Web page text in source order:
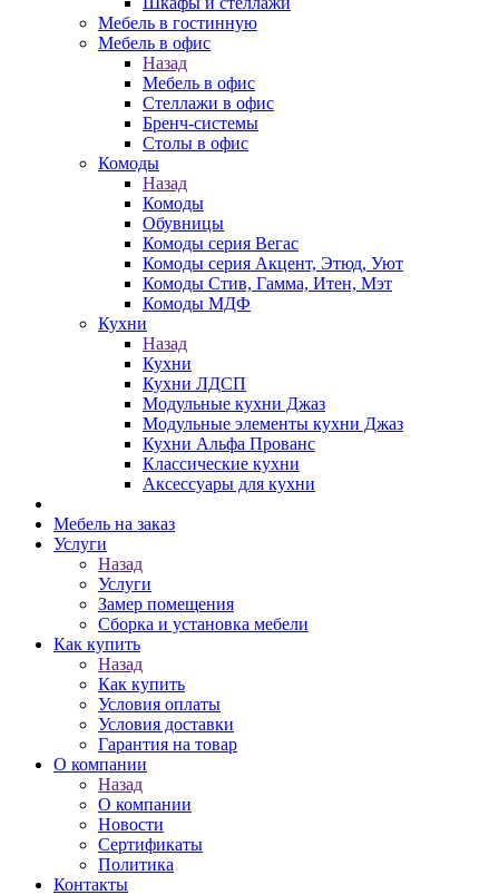
Мебель в гостинную
Мебель в офис
Назад
Мебель в офис
Стеллажи в офис
Бренч-системы
Столы в офис
Комоды
Назад
Комоды
Обувницы
Комоды серия Вегас
Комоды серия Акцент, Этюд, Уют
Комоды Стив, Гамма, Итен, Мэт
Комоды МДФ
Кухни
Назад
Кухни
Кухни ЛДСП
Модульные кухни Джаз
Модульные элементы кухни Джаз
Кухни Альфа Прованс
Классические кухни
Аксессуары для кухни
Мебель на заказ
Услуги
Назад
Услуги
Замер помещения
Сборка и установка мебели
Как купить
Назад
Как купить
Условия оплаты
Условия доставки
Гарантия на товар
О компании
Назад
О компании
Новости
Сертификаты
Политика
Контакты